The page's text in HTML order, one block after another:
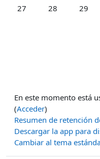
Sin eventos, lunes, 27
27 Sin eventos,
28 Sin
29
En este momento está
(Acceder)
Resumen de retención
Descargar la app para
Cambiar al tema